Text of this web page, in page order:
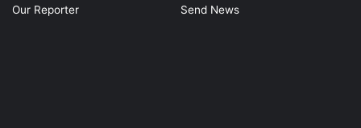
Our Reporter
Send News